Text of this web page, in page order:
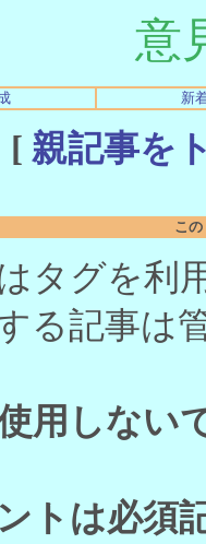
意
新
[ 親記事を
こ
タグを利
る記事は
用しない
トは必須